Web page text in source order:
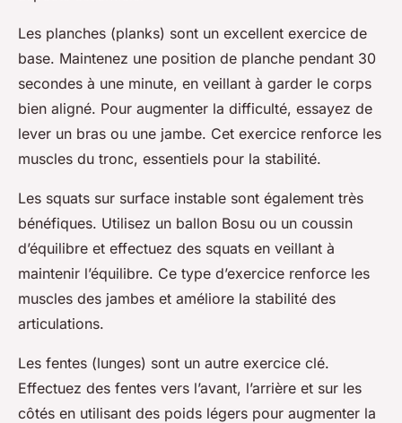
Les planches (planks) sont un excellent exercice de
base. Maintenez une position de planche pendant 30
secondes à une minute, en veillant à garder le corps
bien aligné. Pour augmenter la difficulté, essayez de
lever un bras ou une jambe. Cet exercice renforce les
muscles du tronc, essentiels pour la stabilité.
Les squats sur surface instable sont également très
bénéfiques. Utilisez un ballon Bosu ou un coussin
d’équilibre et effectuez des squats en veillant à
maintenir l’équilibre. Ce type d’exercice renforce les
muscles des jambes et améliore la stabilité des
articulations.
Les fentes (lunges) sont un autre exercice clé.
Effectuez des fentes vers l’avant, l’arrière et sur les
côtés en utilisant des poids légers pour augmenter la